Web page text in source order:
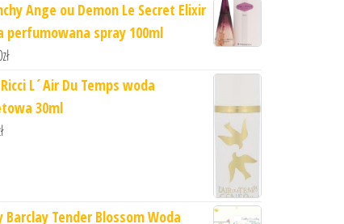
Ange ou Demon Le Secret Elixir
perfumowana spray 100ml
zł
L´Air Du Temps woda
30ml
Barclay Tender Blossom Woda